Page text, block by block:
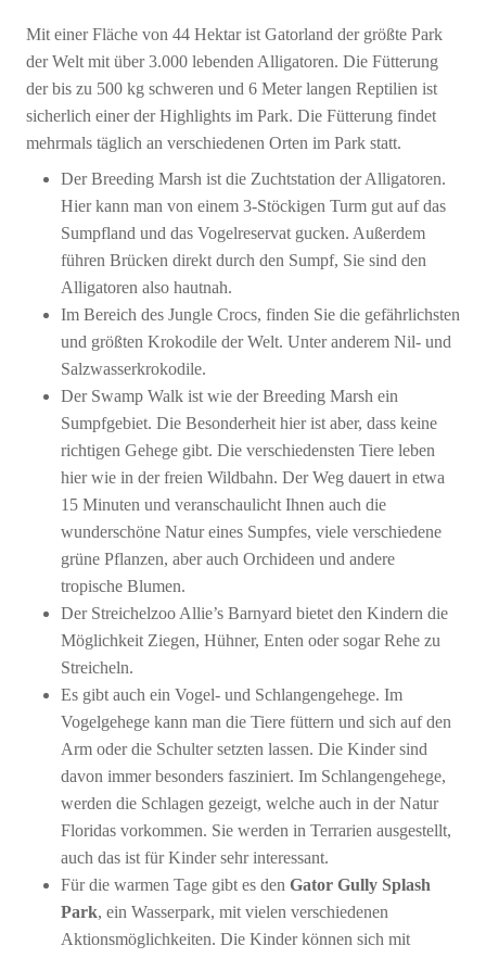
Mit einer Fläche von 44 Hektar ist Gatorland der größte Park
der Welt mit über 3.000 lebenden Alligatoren. Die Fütterung
der bis zu 500 kg schweren und 6 Meter langen Reptilien ist
sicherlich einer der Highlights im Park. Die Fütterung findet
mehrmals täglich an verschiedenen Orten im Park statt.
Der Breeding Marsh ist die Zuchtstation der Alligatoren.
Hier kann man von einem 3-Stöckigen Turm gut auf das
Sumpfland und das Vogelreservat gucken. Außerdem
führen Brücken direkt durch den Sumpf, Sie sind den
Alligatoren also hautnah.
Im Bereich des Jungle Crocs, finden Sie die gefährlichsten
und größten Krokodile der Welt. Unter anderem Nil- und
Salzwasserkrokodile.
Der Swamp Walk ist wie der Breeding Marsh ein
Sumpfgebiet. Die Besonderheit hier ist aber, dass keine
richtigen Gehege gibt. Die verschiedensten Tiere leben
hier wie in der freien Wildbahn. Der Weg dauert in etwa
15 Minuten und veranschaulicht Ihnen auch die
wunderschöne Natur eines Sumpfes, viele verschiedene
grüne Pflanzen, aber auch Orchideen und andere
tropische Blumen.
Der Streichelzoo Allie’s Barnyard bietet den Kindern die
Möglichkeit Ziegen, Hühner, Enten oder sogar Rehe zu
Streicheln.
Es gibt auch ein Vogel- und Schlangengehege. Im
Vogelgehege kann man die Tiere füttern und sich auf den
Arm oder die Schulter setzten lassen. Die Kinder sind
davon immer besonders fasziniert. Im Schlangengehege,
werden die Schlagen gezeigt, welche auch in der Natur
Floridas vorkommen. Sie werden in Terrarien ausgestellt,
auch das ist für Kinder sehr interessant.
Für die warmen Tage gibt es den Gator Gully Splash
Park, ein Wasserpark, mit vielen verschiedenen
Aktionsmöglichkeiten. Die Kinder können sich mit